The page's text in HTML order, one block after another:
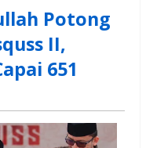
Potong
II,
651